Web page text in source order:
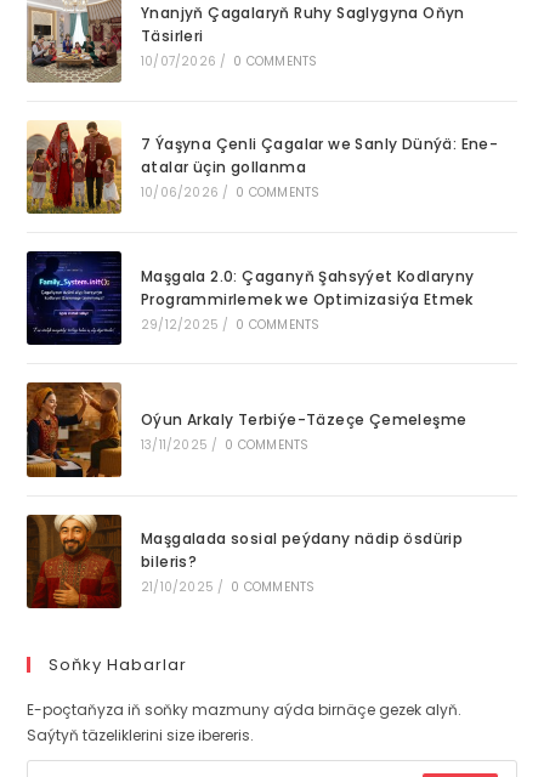
Ynanjyň Çagalaryň Ruhy Saglygyna Oňyn
Täsirleri
10/07/2026 / 0 COMMENTS
7 Ýaşyna Çenli Çagalar we Sanly Dünýä: Ene-
atalar üçin gollanma
10/06/2026 / 0 COMMENTS
Maşgala 2.0: Çaganyň Şahsyýet Kodlaryny
Programmirlemek we Optimizasiýa Etmek
29/12/2025 / 0 COMMENTS
Oýun Arkaly Terbiýe-Täzeçe Çemeleşme
13/11/2025 / 0 COMMENTS
Maşgalada sosial peýdany nädip ösdürip
bileris?
21/10/2025 / 0 COMMENTS
Soňky Habarlar
E-poçtaňyza iň soňky mazmuny aýda birnäçe gezek alyň.
Saýtyň täzeliklerini size ibereris.